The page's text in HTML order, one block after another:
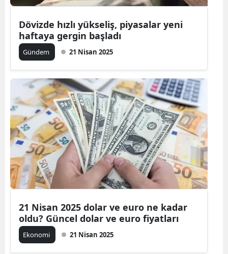
Dövizde hızlı yükseliş, piyasalar yeni
haftaya gergin başladı
Gündem 21 Nisan 2025
21 Nisan 2025 dolar ve euro ne kadar
oldu? Güncel dolar ve euro fiyatları
Ekonomi 21 Nisan 2025